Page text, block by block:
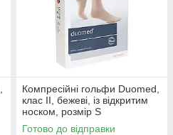
Компресійні гольфи Duomed,
клас II, бежеві, із відкритим
носком, розмір S
(V240002000)
Готово до відправки